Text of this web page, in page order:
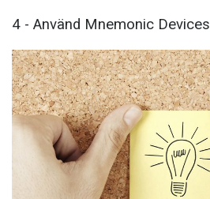
4 - Använd Mnemonic Devices